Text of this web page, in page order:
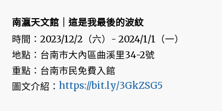
南瀛天文館｜這是我最後的波紋
時間：2023/12/2（六）- 2024/1/1（一）
地點：台南市大內區曲溪里34-2號
重點：台南市民免費入館
圖文介紹： https://bit.ly/3GkZSG5